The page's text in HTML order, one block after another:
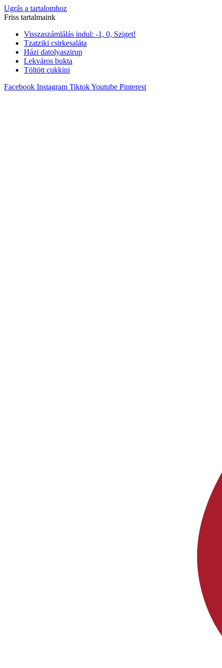
Ugrás a tartalomhoz
Friss tartalmaink
Visszaszámlálás indul: -1, 0, Sziget!
Tzatziki csirkesaláta
Házi datolyaszirup
Lekváros bukta
Töltött cukkini
Facebook Instagram TiktokYoutube Pinterest